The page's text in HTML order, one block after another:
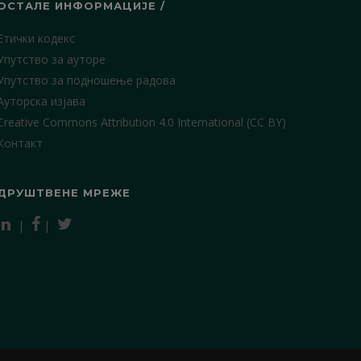
ИНФОРМАЦИЈЕ /
кодекс
за ауторе
за подношење радова
изјава
Commons Attribution 4.0 International (CC BY)
МРЕЖЕ
| |